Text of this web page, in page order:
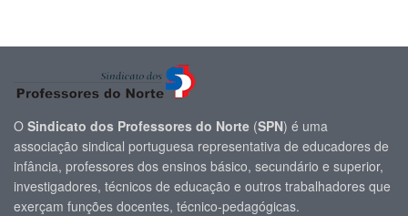
O Sindicato dos Professores do Norte (SPN) é uma
associação sindical portuguesa representativa de educadores de
infância, professores dos ensinos básico, secundário e superior,
investigadores, técnicos de educação e outros trabalhadores que
exerçam funções docentes, técnico-pedagógicas.